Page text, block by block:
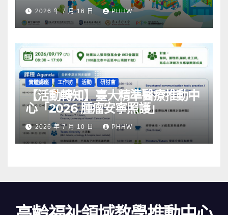
社區韌性」
2026 年 7 月 16 日 PHHW
實體講座 工作坊 活動 研討會
【活動轉知】臺大精準醫療推動中
心「2026 腫瘤安寧照護」
2026 年 7 月 10 日 PHHW